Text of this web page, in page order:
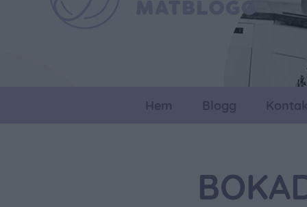
Hem Blogg